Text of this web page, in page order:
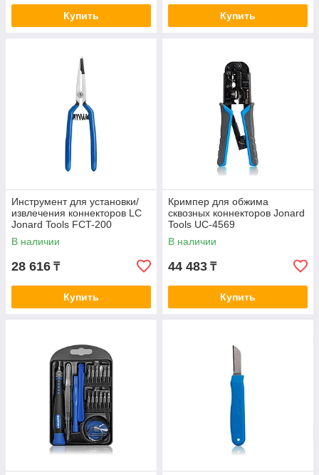
Купить Купить
Инструмент для установки/
извлечения коннекторов LC
Jonard Tools FCT-200
В наличии
28 616 ₸
Купить
Кримпер для обжима
сквозных коннекторов Jonard
Tools UC-4569
В наличии
44 483 ₸
Купить